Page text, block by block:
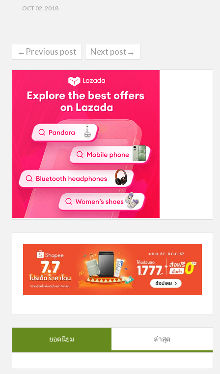
OCT 02, 2018
←Previous post Next post→
ยอดนิยม ล่าสุด